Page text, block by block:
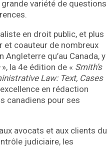
variété de questions
en droit public, et plus
coauteur de nombreux
qu’au Canada, y
», la 4e édition de « Smith’s
Law: Text, Cases
en rédaction
canadiens pour ses
avocats et aux clients du
judiciaire, les